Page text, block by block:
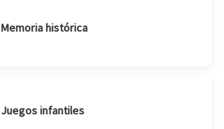
Memoria histórica
Juegos infantiles